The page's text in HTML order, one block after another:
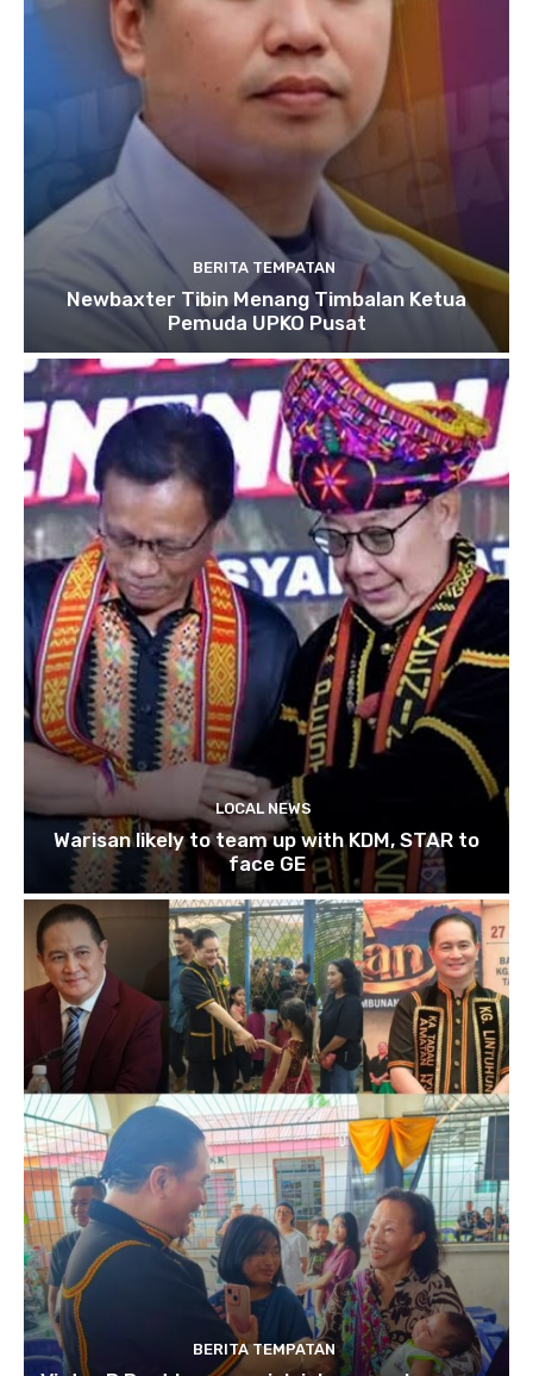
BERITA TEMPATAN
Newbaxter Tibin Menang Timbalan Ketua
Pemuda UPKO Pusat
LOCAL NEWS
Warisan likely to team up with KDM, STAR to
face GE
BERITA TEMPATAN